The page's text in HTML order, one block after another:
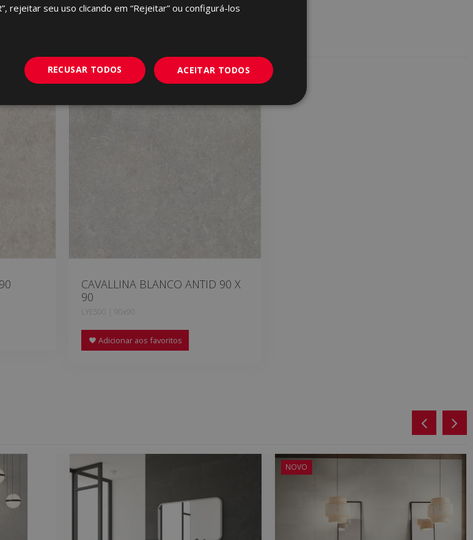
CAVALLINA BLANCO ANTID 90 X
90
LYE500 | 90x90
Adicionar aos favoritos
NOVO
rejeitar seu uso clicando em “Rejeitar” ou configurá-los
ACEITAR TODOS
RECUSAR TODOS